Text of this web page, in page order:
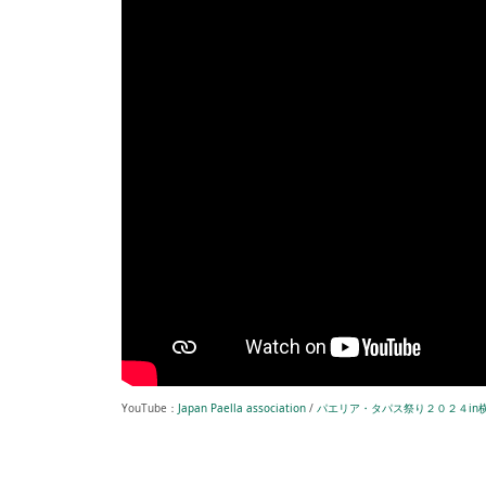
YouTube： Japan Paella association / パエリア・タパス祭り２０２４in